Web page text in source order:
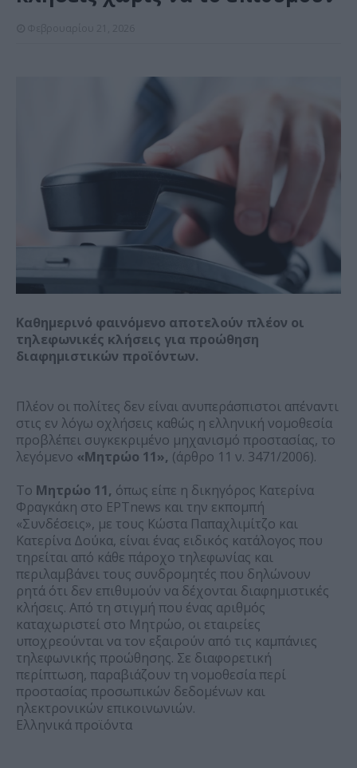
Καθημερινό φαινόμενο αποτελούν πλέον oι
τηλεφωνικές κλήσεις για προώθηση
διαφημιστικών προϊόντων.
Πλέον οι πολίτες δεν είναι ανυπεράσπιστοι απέναντι
στις εν λόγω οχλήσεις καθώς η ελληνική νομοθεσία
προβλέπει συγκεκριμένο μηχανισμό προστασίας, το
λεγόμενο «Μητρώο 11», (άρθρο 11 ν. 3471/2006).
Το Μητρώο 11, όπως είπε η δικηγόρος Κατερίνα
Φραγκάκη στο ΕΡΤnews και την εκπομπή
«Συνδέσεις», με τους Κώστα Παπαχλιμίτζο και
Κατερίνα Δούκα, είναι ένας ειδικός κατάλογος που
τηρείται από κάθε πάροχο τηλεφωνίας και
περιλαμβάνει τους συνδρομητές που δηλώνουν
ρητά ότι δεν επιθυμούν να δέχονται διαφημιστικές
κλήσεις. Από τη στιγμή που ένας αριθμός
καταχωριστεί στο Μητρώο, οι εταιρείες
υποχρεούνται να τον εξαιρούν από τις καμπάνιες
τηλεφωνικής προώθησης. Σε διαφορετική
περίπτωση, παραβιάζουν τη νομοθεσία περί
προστασίας προσωπικών δεδομένων και
ηλεκτρονικών επικοινωνιών.
Ελληνικά προϊόντα